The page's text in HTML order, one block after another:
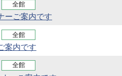
全館
ーご案内です
全館
案内です
全館